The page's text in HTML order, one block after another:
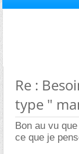
Re :
type "
Bon au vu
ce que je